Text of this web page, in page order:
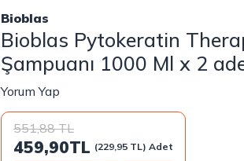
Bioblas
Bioblas Pytokeratin
Şampuanı 1000 Ml x 2
Yorum Yap
551,88TL
459,90TL (229,95 TL) Adet